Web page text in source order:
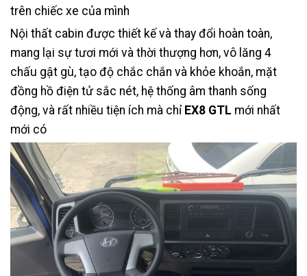
trên chiếc xe của mình
Nội thất cabin được thiết kế và thay đổi hoàn toàn,
mang lại sự tươi mới và thời thượng hơn, vô lăng 4
chấu gật gù, tạo độ chắc chắn và khỏe khoắn, mặt
đồng hồ điện tử sắc nét, hệ thống âm thanh sống
động, và rất nhiều tiện ích mà chỉ EX8 GTL mới nhất
mới có